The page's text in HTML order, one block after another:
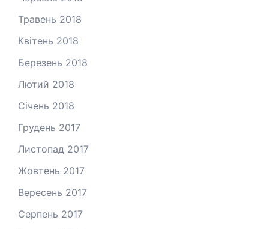
Травень 2018
Квітень 2018
Березень 2018
Лютий 2018
Січень 2018
Грудень 2017
Листопад 2017
Жовтень 2017
Вересень 2017
Серпень 2017